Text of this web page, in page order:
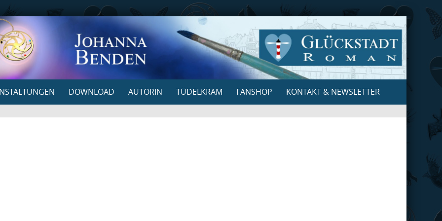
DOWNLOAD AUTORIN TÜDELKRAM FANSHOP KONTAKT & NEWSLETTER